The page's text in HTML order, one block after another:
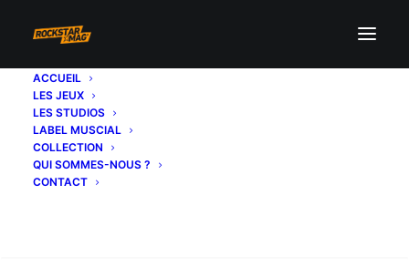
ACCUEIL
LES JEUX
LES STUDIOS
LABEL MUSCIAL
COLLECTION
QUI SOMMES-NOUS ?
CONTACT